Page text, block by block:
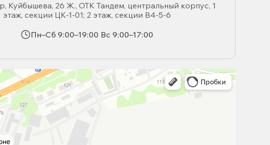
Куйбышева, 26 Ж., ОТК Тандем, центральный корпус, 1
этаж, секции ЦК-1-01; 2 этаж, секции В4-5-6
Пн–Сб 9:00–19:00 Вс 9:00–17:00